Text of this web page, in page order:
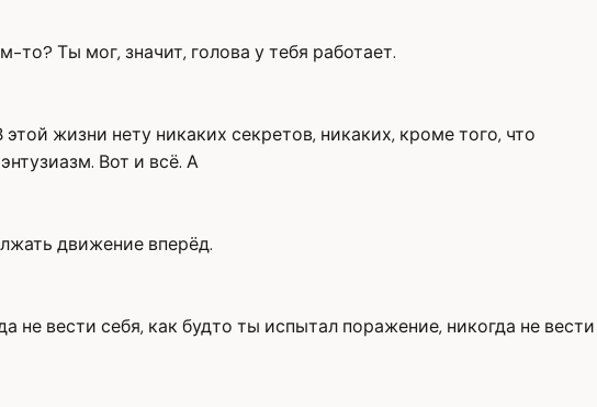
Ты мог, значит, голова у тебя работает.
жизни нету никаких секретов, никаких, кроме того, что
Вот и всё. А
движение вперёд.
не вести себя, как будто ты испытал поражение, никогда не вести